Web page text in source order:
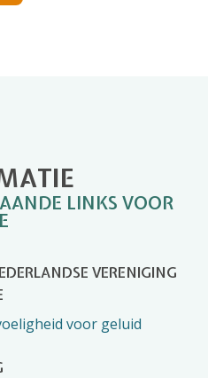
LINKS VOOR
VERENIGING
voor geluid